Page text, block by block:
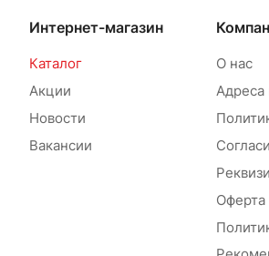
Интернет-магазин
Каталог
Акции
Новости
Вакансии
О нас
Адреса
Оферта